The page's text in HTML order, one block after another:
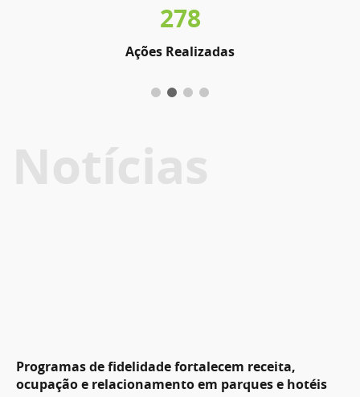
278
Ações Realizadas
Programas de fidelidade fortalecem receita,
ocupação e relacionamento em parques e hotéis